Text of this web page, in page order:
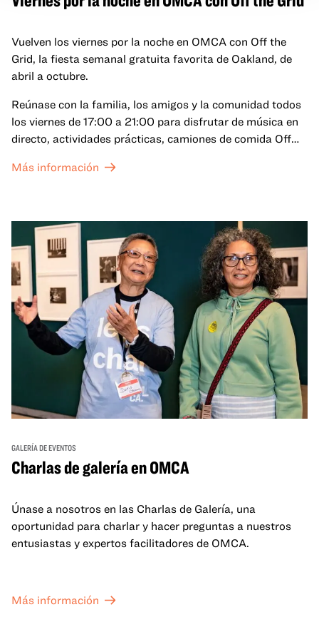
Vuelven los viernes por la noche en OMCA con Off the
Grid, la fiesta semanal gratuita favorita de Oakland, de
abril a octubre.
Reúnase con la familia, los amigos y la comunidad todos
los viernes de 17:00 a 21:00 para disfrutar de música en
directo, actividades prácticas, camiones de comida Off
exposiciones especiales, con una
Más información
GALERÍA DE EVENTOS
Charlas de galería en OMCA
Únase a nosotros en las Charlas de Galería, una
oportunidad para charlar y hacer preguntas a nuestros
entusiastas y expertos facilitadores de OMCA.
Más información